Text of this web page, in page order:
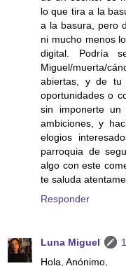
lo que tira a la
a la basura, pero
ni mucho menos
digital. Podría
Miguel/muerta/
abiertas, y de tu
oportunidades o
sin imponerte
ambiciones, y
elogios
parroquia de
algo con este
te saluda
Responder
Luna Miguel
Hola, Anónimo,